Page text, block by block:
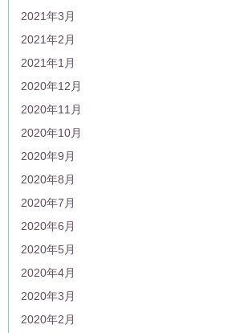
2021年3月
2021年2月
2021年1月
2020年12月
2020年11月
2020年10月
2020年9月
2020年8月
2020年7月
2020年6月
2020年5月
2020年4月
2020年3月
2020年2月